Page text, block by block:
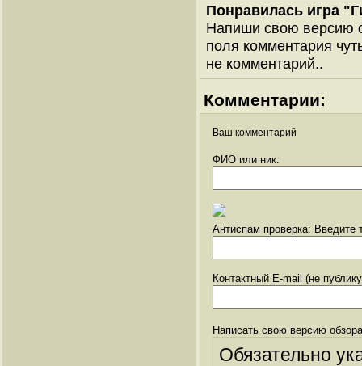
Понравилась игра
Напиши свою версию
поля комментария
не комментарий..
Комментарии:
Ваш комментарий
ФИО или ник:
Антиспам проверка: Введите
Контактный E-mail (не
Написать свою версию
Обязательно